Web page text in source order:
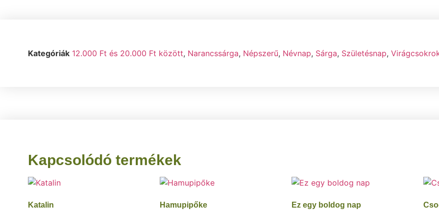
Kategóriák 12.000 Ft és 20.000 Ft között, Narancssárga, Népszerű, Névnap, Sárga, Születésnap,
Kapcsolódó termékek
Katalin
Hamupipőke
Ez egy boldog nap